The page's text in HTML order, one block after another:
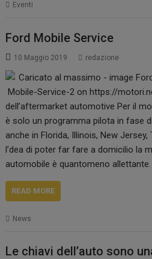
Eventi
Ford Mobile Service
10 Maggio 2019 redazione
dell’aftermarket automotive Per il
è solo un programma pilota in fase
anche in Florida, Illinois, New
l’dea di poter far fare a domicilio la
automobile è quantomeno allettante.
READ MORE
News
Le chiavi dell’auto sono